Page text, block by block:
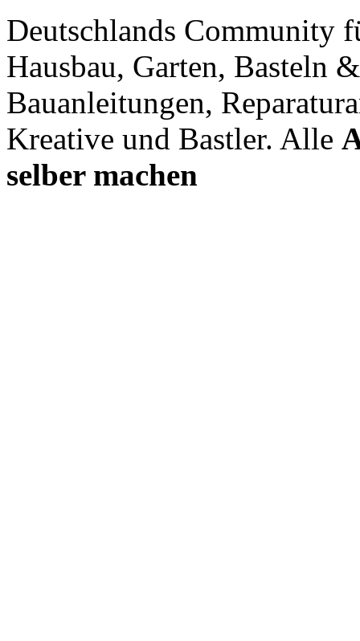
Deutschlands Community
Hausbau, Garten, Basteln
Bauanleitungen,
Kreative und Bastler. Alle
selber machen